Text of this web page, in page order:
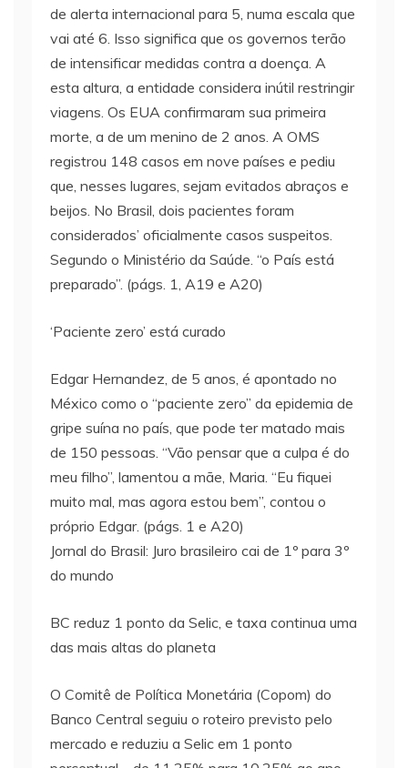
de alerta internacional para 5, numa escala que
vai até 6. Isso significa que os governos terão
de intensificar medidas contra a doença. A
esta altura, a entidade considera inútil restringir
viagens. Os EUA confirmaram sua primeira
morte, a de um menino de 2 anos. A OMS
registrou 148 casos em nove países e pediu
que, nesses lugares, sejam evitados abraços e
beijos. No Brasil, dois pacientes foram
considerados’ oficialmente casos suspeitos.
Segundo o Ministério da Saúde. “o País está
preparado”. (págs. 1, A19 e A20)
‘Paciente zero’ está curado
Edgar Hernandez, de 5 anos, é apontado no
México como o “paciente zero” da epidemia de
gripe suína no país, que pode ter matado mais
de 150 pessoas. “Vão pensar que a culpa é do
meu filho”, lamentou a mãe, Maria. “Eu fiquei
muito mal, mas agora estou bem”, contou o
próprio Edgar. (págs. 1 e A20)
Jornal do Brasil: Juro brasileiro cai de 1º para 3º
do mundo
BC reduz 1 ponto da Selic, e taxa continua uma
das mais altas do planeta
O Comitê de Política Monetária (Copom) do
Banco Central seguiu o roteiro previsto pelo
mercado e reduziu a Selic em 1 ponto